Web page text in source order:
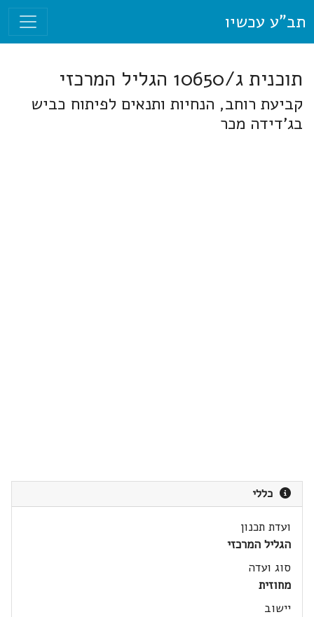
תב"ע עכשיו
תוכנית ג/10650 הגליל המרכזי
קביעת רוחב, הנחיות ותנאים לפיתוח כביש
בג'דידה מכר
כללי
ועדת תכנון
הגליל המרכזי
סוג ועדה
מחוזית
יישוב